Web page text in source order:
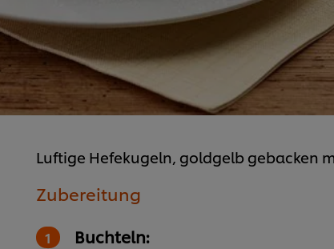
Luftige Hefekugeln, goldgelb gebacken
Zubereitung
Buchteln: